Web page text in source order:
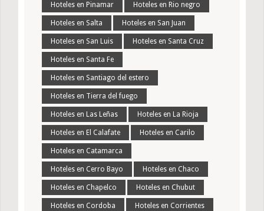
Hoteles en Pinamar Hoteles en Rio negro
Hoteles en Salta Hoteles en San Juan
Hoteles en San Luis Hoteles en Santa Cruz
Hoteles en Santa Fe
Hoteles en Santiago del estero
Hoteles en Tierra del fuego
Hoteles en Las Leñas Hoteles en La Rioja
Hoteles en El Calafate Hoteles en Carilo
Hoteles en Catamarca
Hoteles en Cerro Bayo Hoteles en Chaco
Hoteles en Chapelco Hoteles en Chubut
Hoteles en Cordoba Hoteles en Corrientes